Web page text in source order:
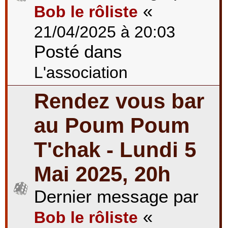
Bob le rôliste «
21/04/2025 à 20:03
Posté dans
L'association
Rendez vous bar
au Poum Poum
T'chak - Lundi 5
Mai 2025, 20h
Dernier message par
Bob le rôliste «